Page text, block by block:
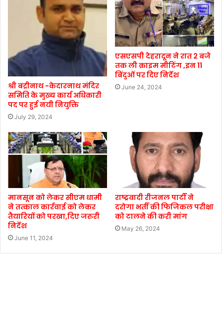
श्री बद्रीनाथ -केदारनाथ मंदिर
समिति के मुख्य कार्य अधिकारी
पद पर हुई नयी नियुक्ति
July 29, 2024
एसएसपी देहरादून ने रात 2 बजे
तक ली क्राइम मीटिंग ,इन 11
बिंदुओं पर दिए निर्देश
June 24, 2024
मानसून को लेकर सीएम धामी
ने तत्काल कार्रवाई को लेकर
तैयारियों को परखा,दिए जरुरी
निर्देश
June 11, 2024
राष्ट्रवादी रीजनल पार्टी ने
दरोगा भर्ती की फिजिकल परीक्षा
को टालने की करी मांग
May 26, 2024